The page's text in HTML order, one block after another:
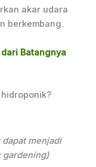
akar udara
berkembang.
Batangnya
menjadi
gardening)